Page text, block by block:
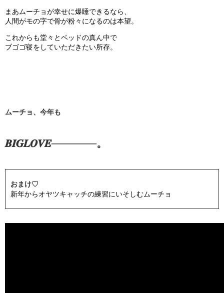
まあムーチョが幸せに爆睡できるなら、
人間がモの字で骨が粉々になるのは本望。
これからも堂々とベッドの真ん中で
ブゴゴ寝をしていただきたい所存。
ムーチョ、今年も
𝑩𝑰𝑮𝑳𝑶𝑽𝑬──────。
おまけ♡
新年からオヤツキャッチの練習にいそしむムーチョ